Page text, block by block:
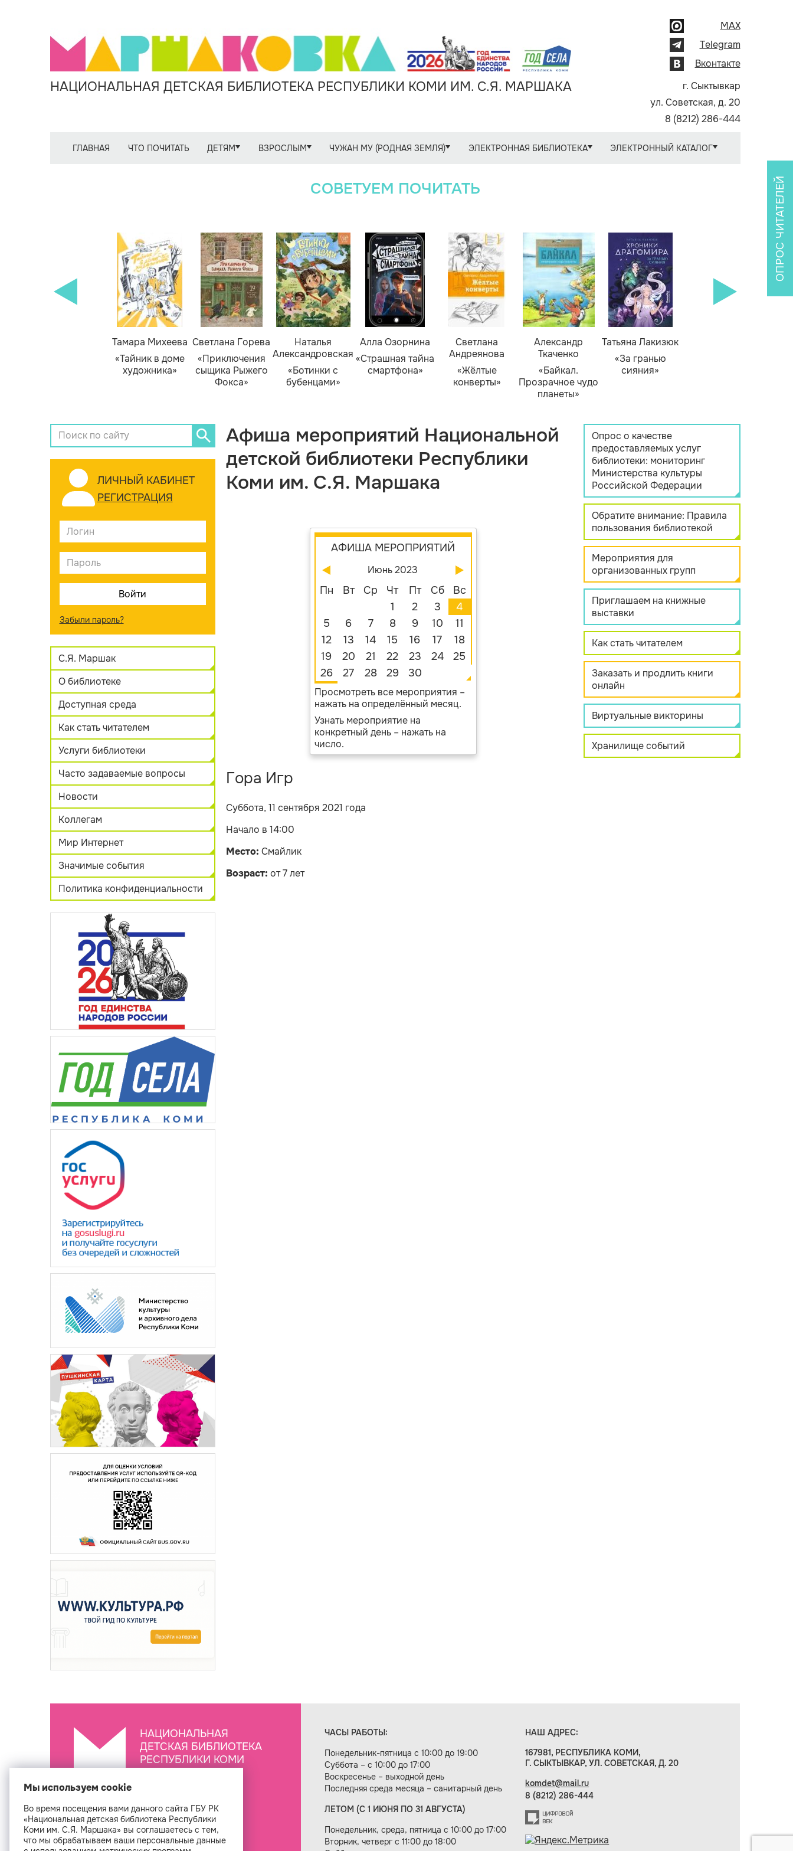
НАЦИОНАЛЬНАЯ ДЕТСКАЯ БИБЛИОТЕКА РЕСПУБЛИКИ КОМИ ИМ. С.Я. МАРШАКА
MAX
Telegram
Вконтакте
г. Сыктывкар
ул. Советская, д. 20
8 (8212) 286-444
ГЛАВНАЯ ЧТО ПОЧИТАТЬ ДЕТЯМ ВЗРОСЛЫМ ЧУЖАН МУ (РОДНАЯ ЗЕМЛЯ) ЭЛЕКТРОННАЯ БИБЛИОТЕКА ЭЛЕКТРОННЫЙ КАТАЛОГ
СОВЕТУЕМ ПОЧИТАТЬ
Тамара Михеева
«Тайник в доме
художника»
Светлана Горева
«Приключения
сыщика Рыжего
Фокса»
Наталья
Александровская
«Ботинки с
бубенцами»
Алла Озорнина
«Страшная тайна
смартфона»
Светлана
Андреянова
«Жёлтые
конверты»
Александр
Ткаченко
«Байкал.
Прозрачное чудо
планеты»
Татьяна Лакизюк
«За гранью
сияния»
ЛИЧНЫЙ КАБИНЕТ
РЕГИСТРАЦИЯ
Забыли пароль?
С.Я. Маршак
О библиотеке
Доступная среда
Как стать читателем
Услуги библиотеки
Часто задаваемые вопросы
Новости
Коллегам
Мир Интернет
Значимые события
Политика конфиденциальности
Афиша мероприятий Национальной
детской библиотеки Республики
Коми им. С.Я. Маршака
АФИША МЕРОПРИЯТИЙ
Июнь 2023
Пн Вт Ср Чт Пт Сб
Вс
1
2 3
4
5
6 7 8 9 10
11
12
13 14 15 16 17
18
19
20 21 22 23 24
25
26
27 28 29 30
Просмотреть все мероприятия –
нажать на определённый месяц.
Узнать мероприятие на
конкретный день – нажать на
число.
Гора Игр
Суббота, 11 сентября 2021 года
Начало в 14:00
Место: Смайлик
Возраст: от 7 лет
ОПРОС ЧИТАТЕЛЕЙ
Опрос о качестве
предоставляемых услуг
библиотеки: мониторинг
Министерства культуры
Российской Федерации
Обратите внимание: Правила
пользования библиотекой
Мероприятия для
организованных групп
Приглашаем на книжные
выставки
Как стать читателем
Заказать и продлить книги
онлайн
Виртуальные викторины
Хранилище событий
НАЦИОНАЛЬНАЯ
ДЕТСКАЯ БИБЛИОТЕКА
РЕСПУБЛИКИ КОМИ
ЧАСЫ РАБОТЫ:
Понедельник-пятница с 10:00 до 19:00
Суббота – с 10:00 до 17:00
Воскресенье – выходной день
Последняя среда месяца – санитарный день
ЛЕТОМ (С 1 ИЮНЯ ПО 31 АВГУСТА)
Понедельник, среда, пятница с 10:00 до 17:00
Вторник, четверг с 11:00 до 18:00
НАШ АДРЕС:
167981, РЕСПУБЛИКА КОМИ,
Г. СЫКТЫВКАР, УЛ. СОВЕТСКАЯ, Д. 20
komdet@mail.ru
8 (8212) 286-444
Создание сайта — веб-студия «Цифровой век»
Мы используем cookie
Во время посещения вами данного сайта ГБУ РК
«Национальная детская библиотека Республики
Коми им. С.Я. Маршака» вы соглашаетесь с тем,
что мы обрабатываем ваши персональные данные